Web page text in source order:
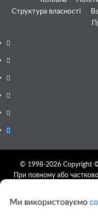
Ми використовуємо
Структура власності
Facebook
YouTube
Telegram
Instagram
Twitter
Google
© 1998-2026 Copyright ©
При повному або